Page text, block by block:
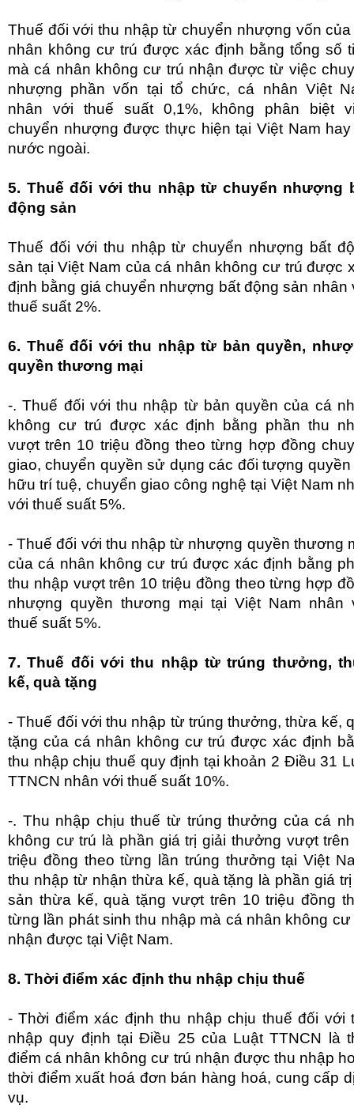
Thuế đối với thu nhập từ chuyển nhượng vốn
nhân không cư trú được xác định bằng tổng số
mà cá nhân không cư trú nhận được từ việc
nhượng phần vốn tại tổ chức, cá nhân Việt
nhân với thuế suất 0,1%, không phân biệt
chuyển nhượng được thực hiện tại Việt Nam hay
nước ngoài.
5. Thuế đối với thu nhập từ chuyển nhượng
động sản
Thuế đối với thu nhập từ chuyển nhượng bất
sản tại Việt Nam của cá nhân không cư trú được
định bằng giá chuyển nhượng bất động sản nhân
thuế suất 2%.
6. Thuế đối với thu nhập từ bản quyền,
quyền thương mại
-. Thuế đối với thu nhập từ bản quyền của cá
không cư trú được xác định bằng phần thu
vượt trên 10 triệu đồng theo từng hợp đồng
giao, chuyển quyền sử dụng các đối tượng
hữu trí tuệ, chuyển giao công nghệ tại Việt Nam
với thuế suất 5%.
- Thuế đối với thu nhập từ nhượng quyền thương
của cá nhân không cư trú được xác định bằng
thu nhập vượt trên 10 triệu đồng theo từng hợp
nhượng quyền thương mại tại Việt Nam nhân
thuế suất 5%.
7. Thuế đối với thu nhập từ trúng thưởng,
kế, quà tặng
- Thuế đối với thu nhập từ trúng thưởng, thừa kế,
tặng của cá nhân không cư trú được xác định
thu nhập chịu thuế quy định tại khoản 2 Điều 31
TTNCN nhân với thuế suất 10%.
-. Thu nhập chịu thuế từ trúng thưởng của cá
không cư trú là phần giá trị giải thưởng vượt trên
triệu đồng theo từng lần trúng thưởng tại Việt
thu nhập từ nhận thừa kế, quà tặng là phần giá
sản thừa kế, quà tặng vượt trên 10 triệu đồng
từng lần phát sinh thu nhập mà cá nhân không cư
nhận được tại Việt Nam.
8. Thời điểm xác định thu nhập chịu thuế
- Thời điểm xác định thu nhập chịu thuế đối với
nhập quy định tại Điều 25 của Luật TTNCN là
điểm cá nhân không cư trú nhận được thu nhập
thời điểm xuất hoá đơn bán hàng hoá, cung cấp
vụ.